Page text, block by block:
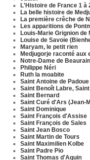
L'Histoire de France 1 à
La belle histoire de
La première crêche de
Les apparitions de
Louis-Marie Grignion de
Louise de Savoie
Maryam, le petit rien
Medjugorje raconté aux
Notre-Dame de
Philippe Néri
Ruth la moabite
Saint Antoine de Padoue
Saint Benoît Labre,
Saint Bernard
Saint Curé d'Ars (Jean-
Saint Dominique
Saint François d'Assise
Saint François de Sales
Saint Jean Bosco
Saint Martin de Tours
Saint Maximilien Kolbe
Saint Padre Pio
Saint Thomas d'Aquin